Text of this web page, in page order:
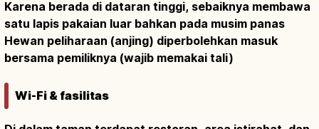
Karena berada di dataran tinggi, sebaiknya membawa
satu lapis pakaian luar bahkan pada musim panas
Hewan peliharaan (anjing) diperbolehkan masuk
bersama pemiliknya (wajib memakai tali)
Wi-Fi & fasilitas